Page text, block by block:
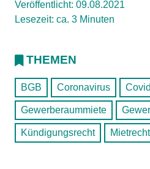
Veröffentlicht: 09.08.2021
Lesezeit: ca. 3 Minuten
THEMEN
BGB Coronavirus
Gewerberaummiete
Kündigungsrecht Mietrecht